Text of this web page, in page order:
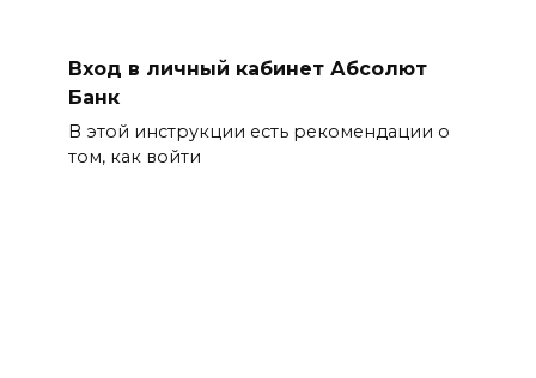
Вход в личный кабинет Абсолют
Банк
В этой инструкции есть рекомендации о
том, как войти